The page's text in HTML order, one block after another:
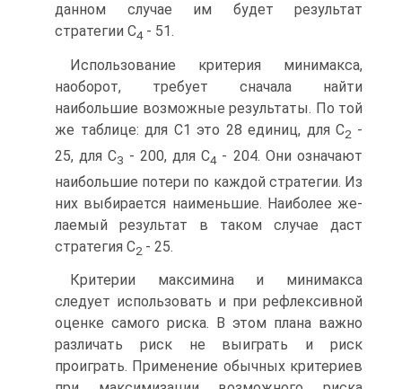
данном случае им будет ре­зультат
стратегии С4 - 51.
Использование критерия минимакса,
наоборот, требует сначала найти
наибольшие возможные результаты. По той
же таблице: для С1 это 28 еди­ниц, для С2 -
25, для С3 - 200, для С4 - 204. Они означают
наибольшие по­тери по каждой стратегии. Из
них выбирается наименьшие. Наиболее же­
лаемый результат в таком случае даст
стратегия С2 - 25.
Критерии максимина и минимакса
следует использовать и при рефлек­сивной
оценке самого риска. В этом плана важно
различать риск не выиг­рать и риск
проиграть. Применение обычных критериев